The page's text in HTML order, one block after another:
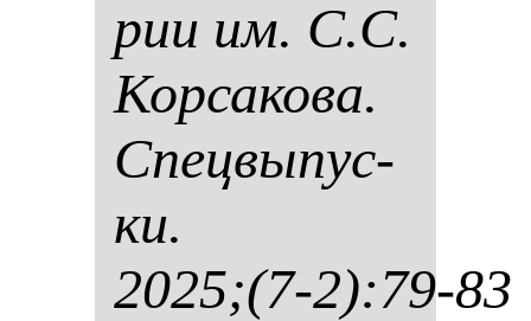
рии им. С.С.
Кор­са­ко­ва.
Спец­вы­пус­
ки.
2025;(7-2):79-83